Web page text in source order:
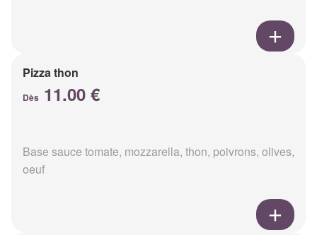
Pizza thon
Dès 11.00 €
Base sauce tomate, mozzarella, thon, poivrons, olives,
oeuf